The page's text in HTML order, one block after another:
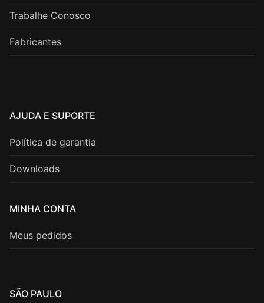
Trabalhe Conosco
Fabricantes
AJUDA E SUPORTE
Política de garantia
Downloads
MINHA CONTA
Meus pedidos
SÃO PAULO